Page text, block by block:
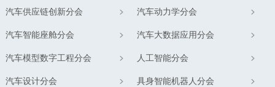
汽车供应链创新分会 汽车动力学分会
汽车智能座舱分会 汽车大数据应用分会
汽车模型数字工程分会 人工智能分会
汽车设计分会 具身智能机器人分会